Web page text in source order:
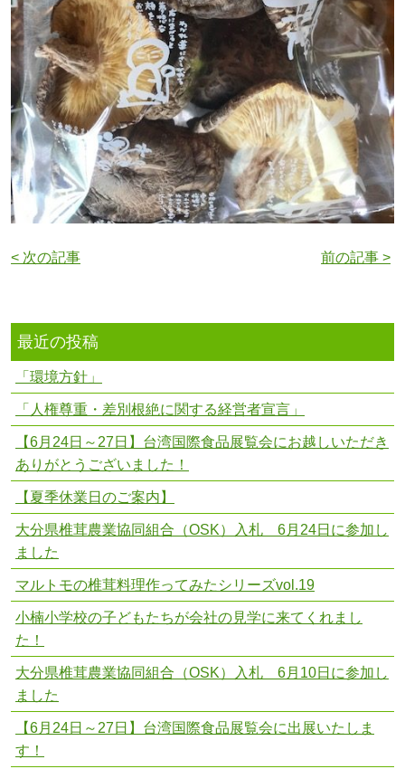
< 次の記事 前の記事 >
最近の投稿
「環境方針」
「人権尊重・差別根絶に関する経営者宣言」
【6月24日～27日】台湾国際食品展覧会にお越しいただき
ありがとうございました！
【夏季休業日のご案内】
大分県椎茸農業協同組合（OSK）入札 6月24日に参加し
ました
マルトモの椎茸料理作ってみたシリーズvol.19
小楠小学校の子どもたちが会社の見学に来てくれまし
た！
大分県椎茸農業協同組合（OSK）入札 6月10日に参加し
ました
【6月24日～27日】台湾国際食品展覧会に出展いたしま
す！